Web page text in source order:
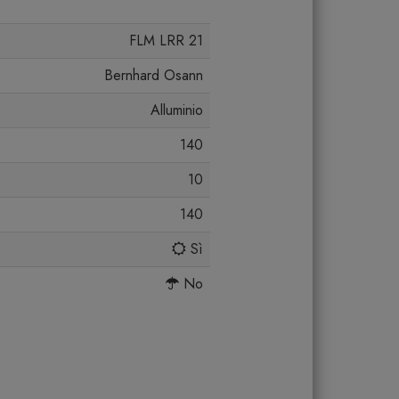
FLM LRR 21
Bernhard Osann
Alluminio
140
10
140
Sì
No